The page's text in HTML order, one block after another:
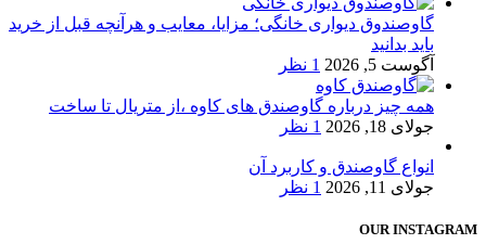
گاوصندوق دیواری خانگی؛ مزایا، معایب و هرآنچه قبل از خرید
باید بدانید
آگوست 5, 2026
1 نظر
همه چیز درباره گاوصندق های کاوه ،از متریال تا ساخت
جولای 18, 2026
1 نظر
انواع گاوصندق و کاربرد آن
جولای 11, 2026
1 نظر
OUR INSTAGRAM